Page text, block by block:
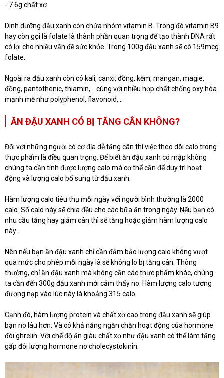
- 7.6g chất xơ
Dinh dưỡng đậu xanh còn chứa nhóm vitamin B. Trong đó vitamin B9
hay còn gọi là folate là thành phần quan trọng để tạo thành DNA rất
có lợi cho nhiều vấn đề sức khỏe. Trong 100g đậu xanh sẽ có 159mcg
folate.
Ngoài ra đậu xanh còn có kali, canxi, đồng, kẽm, mangan, magie,
đồng, pantothenic, thiamin,... cùng với nhiều hợp chất chống oxy hóa
mạnh mẽ như polyphenol, flavonoid,...
ĂN ĐẬU XANH CÓ BỊ TĂNG CÂN KHÔNG?
Đối với những người có cơ địa dễ tăng cân thì việc theo dõi calo trong
thực phẩm là điều quan trọng. Để biết ăn đậu xanh có mập không
chúng ta cần tính được lượng calo mà cơ thể cần để duy trì hoạt
động và lượng calo bổ sung từ đậu xanh.
Hàm lượng calo tiêu thụ mỗi ngày với người bình thường là 2000
calo. Số calo này sẽ chia đều cho các bữa ăn trong ngày. Nếu bạn có
nhu cầu tăng hay giảm cân thì sẽ tăng hoặc giảm hàm lượng calo
này.
Nên nếu bạn ăn đậu xanh chỉ cần đảm bảo lượng calo không vượt
qua mức cho phép mỗi ngày là sẽ không lo bị tăng cân. Thông
thường, chỉ ăn đậu xanh mà không cần các thực phẩm khác, chúng
ta cần đến 300g đậu xanh mới cảm thấy no. Hàm lượng calo tương
đương nạp vào lúc này là khoảng 315 calo.
Cạnh đó, hàm lượng protein và chất xơ cao trong đậu xanh sẽ giúp
bạn no lâu hơn. Và có khả năng ngăn chặn hoạt động của hormone
đói ghrelin. Với chế độ ăn giàu chất xơ như đậu xanh có thể làm tăng
gấp đôi lượng hormone no cholecystokinin.